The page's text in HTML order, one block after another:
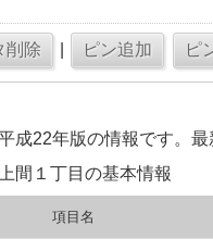
成22年版の情報です。最
間１丁目の基本情報
項目名